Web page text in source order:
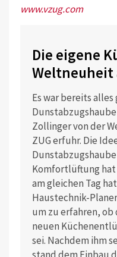
www.vzug.com
Die eigene
Es war bereits
Zollinger von der
ZUG erfuhr. Die
Komfortlüftung
am gleichen Tag
Haustechnik-
um zu erfahren, ob
neuen
sei. Nachdem ihm